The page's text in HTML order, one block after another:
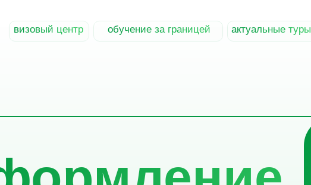
визовый центр обучение за границей актуальные туры